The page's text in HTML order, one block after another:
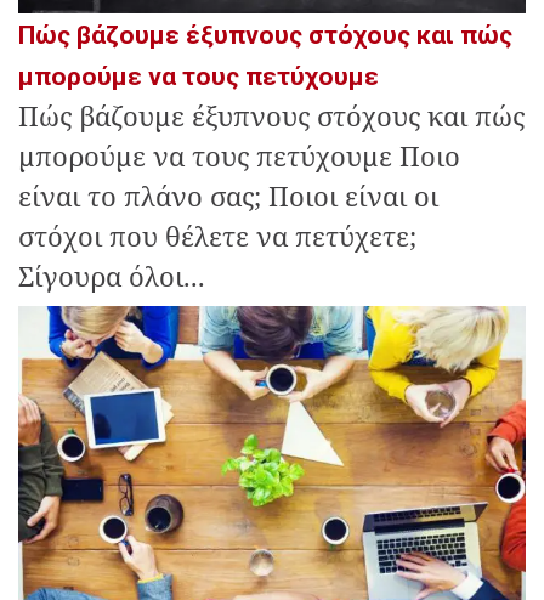
Πώς βάζουμε έξυπνους στόχους και πώς
μπορούμε να τους πετύχουμε
Πώς βάζουμε έξυπνους στόχους και πώς
μπορούμε να τους πετύχουμε Ποιο
είναι το πλάνο σας; Ποιοι είναι οι
στόχοι που θέλετε να πετύχετε;
Σίγουρα όλοι...